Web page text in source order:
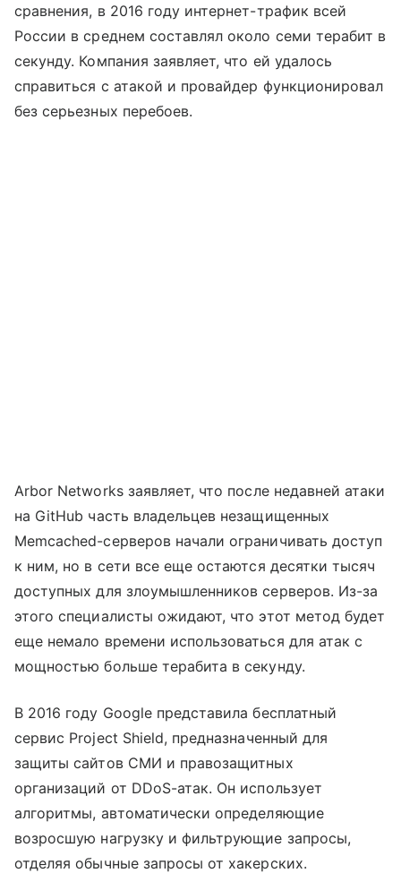
сравнения, в 2016 году интернет-трафик всей
России в среднем составлял около семи терабит в
секунду. Компания заявляет, что ей удалось
справиться с атакой и провайдер функционировал
без серьезных перебоев.
Arbor Networks заявляет, что после недавней атаки
на GitHub часть владельцев незащищенных
Memcached-серверов начали ограничивать доступ
к ним, но в сети все еще остаются десятки тысяч
доступных для злоумышленников серверов. Из-за
этого специалисты ожидают, что этот метод будет
еще немало времени использоваться для атак с
мощностью больше терабита в секунду.
В 2016 году Google представила бесплатный
сервис Project Shield, предназначенный для
защиты сайтов СМИ и правозащитных
организаций от DDoS-атак. Он использует
алгоритмы, автоматически определяющие
возросшую нагрузку и фильтрующие запросы,
отделяя обычные запросы от хакерских.